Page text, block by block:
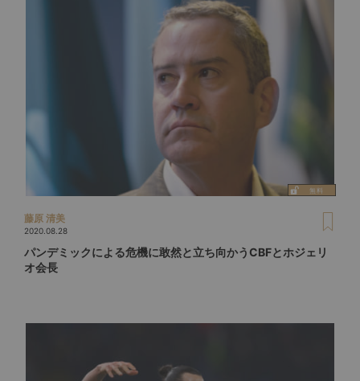
藤原 清美
2020.08.28
パンデミックによる危機に敢然と立ち向かうCBFとホジェリ
オ会長